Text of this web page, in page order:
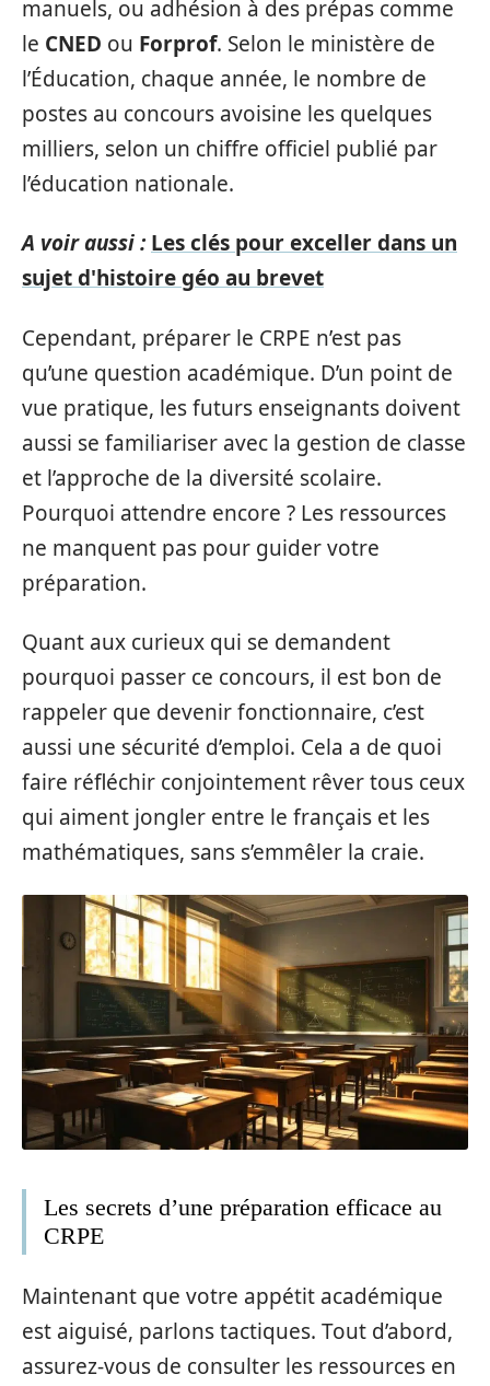
manuels, ou adhésion à des prépas comme
le CNED ou Forprof. Selon le ministère de
l’Éducation, chaque année, le nombre de
postes au concours avoisine les quelques
milliers, selon un chiffre officiel publié par
l’éducation nationale.
A voir aussi : Les clés pour exceller dans un
sujet d'histoire géo au brevet
Cependant, préparer le CRPE n’est pas
qu’une question académique. D’un point de
vue pratique, les futurs enseignants doivent
aussi se familiariser avec la gestion de classe
et l’approche de la diversité scolaire.
Pourquoi attendre encore ? Les ressources
ne manquent pas pour guider votre
préparation.
Quant aux curieux qui se demandent
pourquoi passer ce concours, il est bon de
rappeler que devenir fonctionnaire, c’est
aussi une sécurité d’emploi. Cela a de quoi
faire réfléchir conjointement rêver tous ceux
qui aiment jongler entre le français et les
mathématiques, sans s’emmêler la craie.
Les secrets d’une préparation efficace au
CRPE
Maintenant que votre appétit académique
est aiguisé, parlons tactiques. Tout d’abord,
assurez-vous de consulter les ressources en